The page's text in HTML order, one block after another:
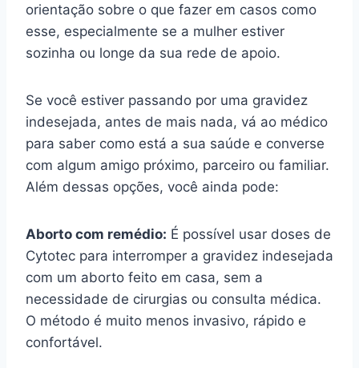
orientação sobre o que fazer em casos como
esse, especialmente se a mulher estiver
sozinha ou longe da sua rede de apoio.
Se você estiver passando por uma gravidez
indesejada, antes de mais nada, vá ao médico
para saber como está a sua saúde e converse
com algum amigo próximo, parceiro ou familiar.
Além dessas opções, você ainda pode:
Aborto com remédio: É possível usar doses de
Cytotec para interromper a gravidez indesejada
com um aborto feito em casa, sem a
necessidade de cirurgias ou consulta médica.
O método é muito menos invasivo, rápido e
confortável.